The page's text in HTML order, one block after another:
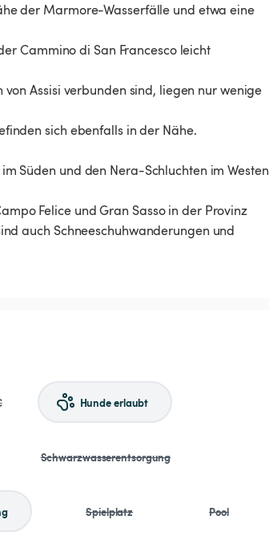
der Marmore-Wasserfälle und etwa eine
Cammino di San Francesco leicht
Assisi verbunden sind, liegen nur wenige
sich ebenfalls in der Nähe.
Süden und den Nera-Schluchten im Westen
Felice und Gran Sasso in der Provinz
auch Schneeschuhwanderungen und
Hunde erlaubt
Schwarzwasserentsorgung
Spielplatz Pool